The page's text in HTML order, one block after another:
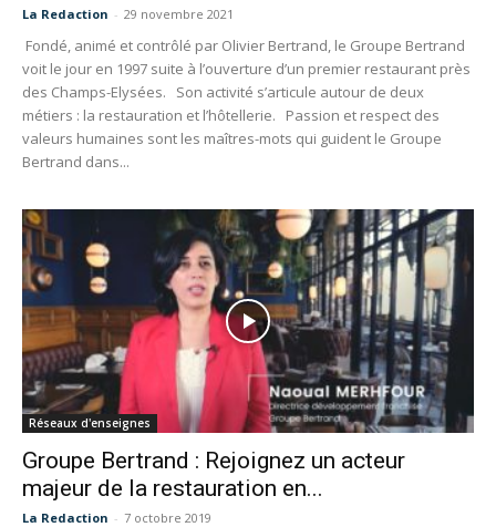
La Redaction - 29 novembre 2021
Fondé, animé et contrôlé par Olivier Bertrand, le Groupe Bertrand
voit le jour en 1997 suite à l’ouverture d’un premier restaurant près
des Champs-Elysées. Son activité s’articule autour de deux
métiers : la restauration et l’hôtellerie. Passion et respect des
valeurs humaines sont les maîtres-mots qui guident le Groupe
Bertrand dans...
Réseaux d'enseignes
Groupe Bertrand : Rejoignez un acteur
majeur de la restauration en...
La Redaction - 7 octobre 2019